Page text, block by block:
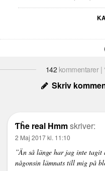
142 kommentarer |
Skriv
Ƭĥe real Hmmskriver:
2 Maj 2017 kl. 11:10
”Än så länge har jag inte tagit
någonsin lämnats till mig på